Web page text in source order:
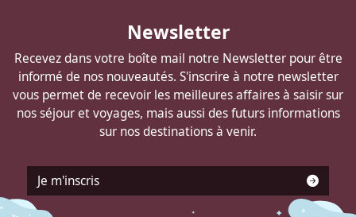
Newsletter
Recevez dans votre boîte mail notre Newsletter pour être
informé de nos nouveautés. S'inscrire à notre newsletter
vous permet de recevoir les meilleures affaires à saisir sur
nos séjour et voyages, mais aussi des futurs informations
sur nos destinations à venir.
Je m'inscris